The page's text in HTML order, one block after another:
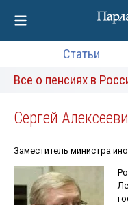
Статьи
Все о пенсиях в
Сергей
Заместитель министра